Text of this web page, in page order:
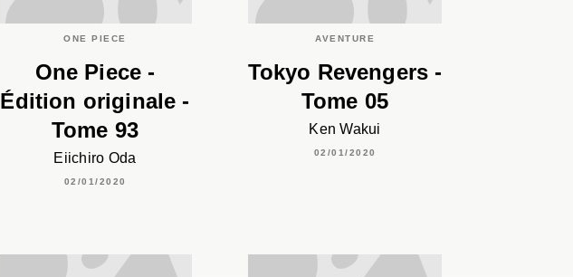
ONE PIECE
One Piece -
Édition originale -
Tome 93
Eiichiro Oda
02/01/2020
AVENTURE
Tokyo Revengers -
Tome 05
Ken Wakui
02/01/2020